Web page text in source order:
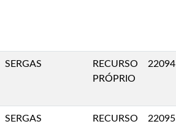
SERGAS
RECURSO
PRÓPRIO
22094
SERGAS
RECURSO
22095